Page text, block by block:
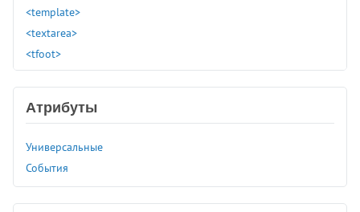
<template>
<textarea>
<tfoot>
<th>
<time>
<tt>
Атрибуты
Универсальные
События